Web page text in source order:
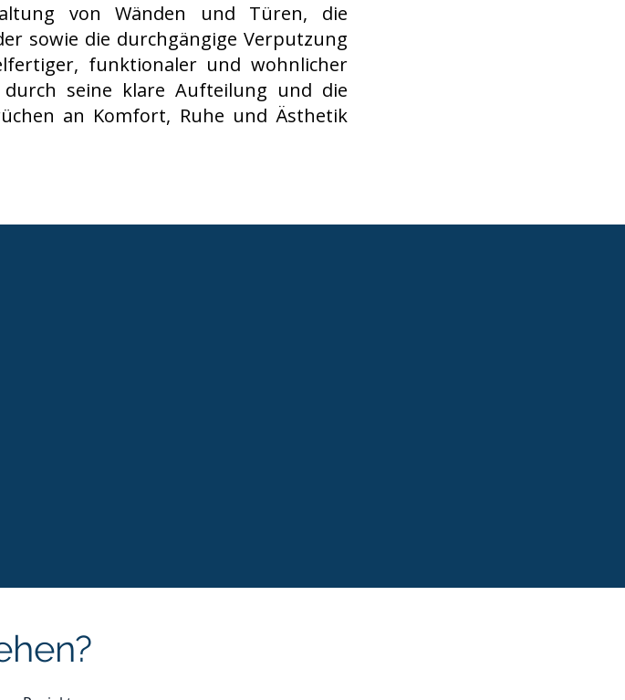
von Wänden und Türen, die
sowie die durchgängige Verputzung
funktionaler und wohnlicher
seine klare Aufteilung und die
an Komfort, Ruhe und Ästhetik